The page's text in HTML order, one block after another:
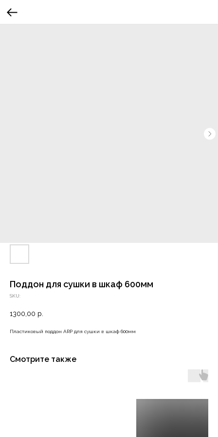
Поддон для сушки в шкаф 600мм
SKU:
1300,00 р.
Пластиковый поддон ARP для сушки в шкаф 600мм
Смотрите также